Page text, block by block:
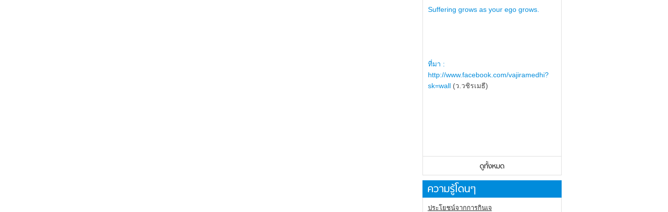
Suffering grows as your ego grows.
ที่มา :
http://www.facebook.com/vajiramedhi?
sk=wall (ว.วชิรเมธี)
ดูทั้งหมด
ความรู้โดนๆ
ประโยชน์จากการกินเจ